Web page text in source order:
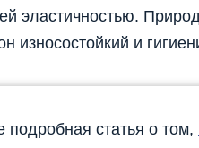
эластичностью.
износостойкий и
подробная статья о том,